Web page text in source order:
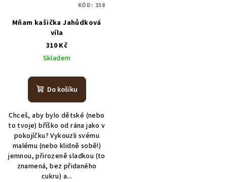
Mňam kašička Jahůdková
víla
310 Kč
Skladem
Do košíku
Chceš, aby bylo dětské (nebo
to tvoje) bříško od rána jako v
pokojíčku? Vykouzli svému
malému (nebo klidně sobě!)
jemnou, přirozeně sladkou (to
znamená, bez přidaného
cukru) a...
KÓD: 158